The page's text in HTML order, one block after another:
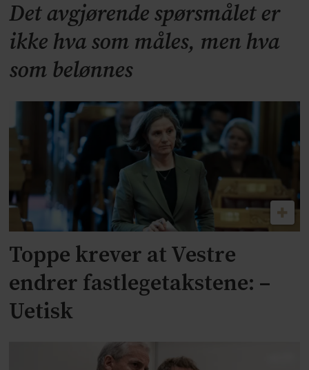
Det avgjørende spørsmålet er
ikke hva som måles, men hva
som belønnes
Toppe krever at Vestre
endrer fastlegetakstene: –
Uetisk